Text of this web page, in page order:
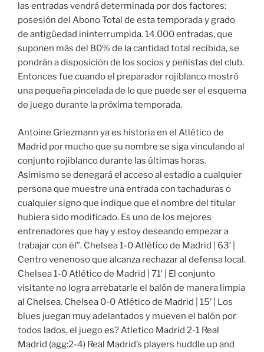
las entradas vendrá determinada por dos factores:
posesión del Abono Total de esta temporada y grado
de antigüedad ininterrumpida. 14.000 entradas, que
suponen más del 80% de la cantidad total recibida, se
pondrán a disposición de los socios y peñistas del club.
Entonces fue cuando el preparador rojiblanco mostró
una pequeña pincelada de lo que puede ser el esquema
de juego durante la próxima temporada.
Antoine Griezmann ya es historia en el Atlético de
Madrid por mucho que su nombre se siga vinculando al
conjunto rojiblanco durante las últimas horas.
Asimismo se denegará el acceso al estadio a cualquier
persona que muestre una entrada con tachaduras o
cualquier signo que indique que el nombre del titular
hubiera sido modificado. Es uno de los mejores
entrenadores que hay y estoy deseando empezar a
trabajar con él”. Chelsea 1-0 Atlético de Madrid | 63′ |
Centro venenoso que alcanza rechazar al defensa local.
Chelsea 1-0 Atlético de Madrid | 71′ | El conjunto
visitante no logra arrebatarle el balón de manera limpia
al Chelsea. Chelsea 0-0 Atlético de Madrid | 15′ | Los
blues juegan muy adelantados y mueven el balón por
todos lados, el juego es? Atletico Madrid 2-1 Real
Madrid (agg:2-4) Real Madrid’s players huddle up and